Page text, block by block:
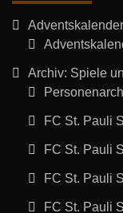
Adventskalender
Archiv: Spiele
FC St. Pauli
FC St. Pauli
FC St. Pauli
FC St. Pauli